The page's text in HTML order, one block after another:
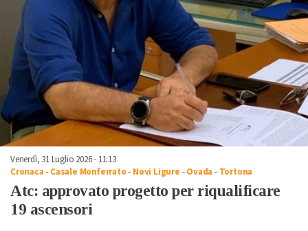
Venerdì, 31 Luglio 2026 - 11:13
Cronaca- Casale Monferrato- Novi Ligure -Ovada - Tortona
Atc: approvato progetto per riqualificare
19 ascensori